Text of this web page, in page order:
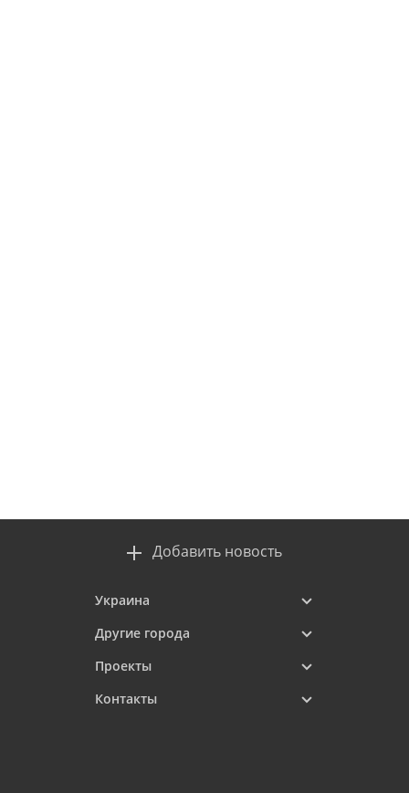
Добавить новость
Украина
Другие города
Проекты
Контакты